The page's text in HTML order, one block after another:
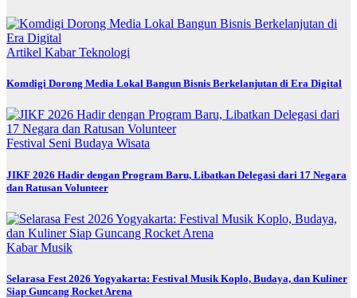
Artikel KabarTeknologi
Komdigi Dorong Media Lokal Bangun Bisnis Berkelanjutan di Era Digital
Festival Seni Budaya Wisata
JIKF 2026 Hadir dengan Program Baru, Libatkan Delegasi dari 17 Negara
dan Ratusan Volunteer
KabarMusik
Selarasa Fest 2026 Yogyakarta: Festival Musik Koplo, Budaya, dan Kuliner
Siap Guncang Rocket Arena